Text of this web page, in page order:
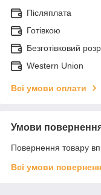
Післяплата
Готівкою
Безготівковий
Western Union
Всі умови оплати
Умови
Повернення товару
Всі умови